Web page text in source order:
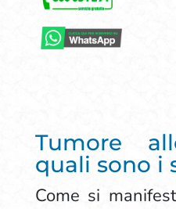
Tumore
quali sono i
Come si